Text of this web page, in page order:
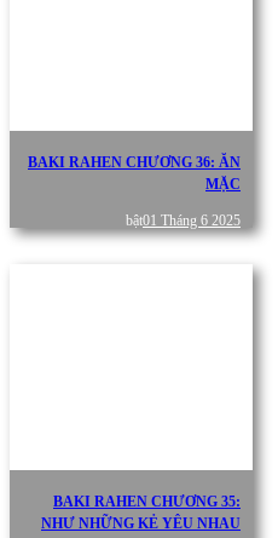
BAKI RAHEN CHƯƠNG 36: ĂN
MẶC
bật01 Tháng 6 2025
BAKI RAHEN CHƯƠNG 35:
NHƯ NHỮNG KẺ YÊU NHAU